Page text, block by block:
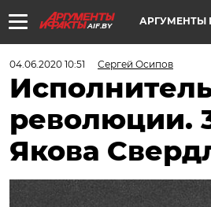
AIF.BY АРГУМЕНТЫ
04.06.2020 10:51 Сергей Осипов
революции.
Якова